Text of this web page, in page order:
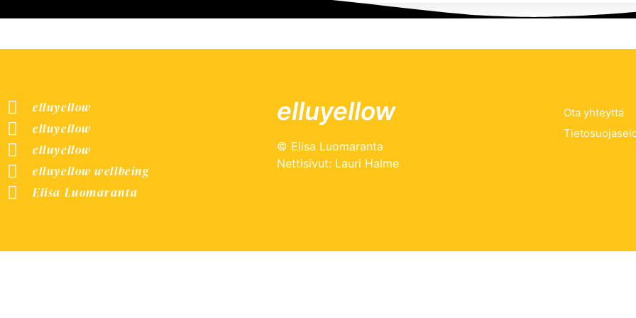
elluyellow
elluyellow
elluyellow
elluyellow wellbeing
Elisa Luomaranta
elluyellow
© Elisa Luomaranta
Nettisivut: Lauri Halme
Ota yhteyttä